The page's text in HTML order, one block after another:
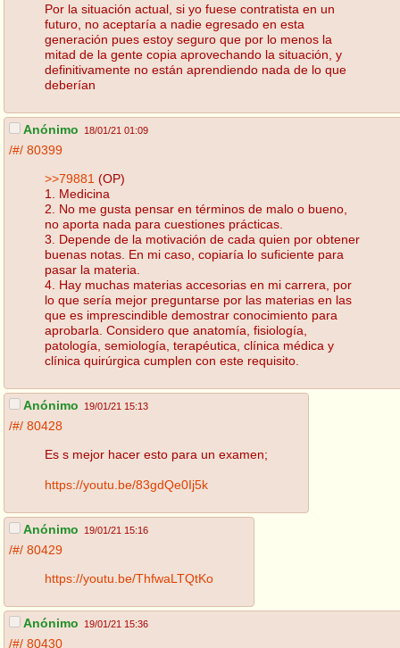
Por la situación actual, si yo fuese contratista en un
futuro, no aceptaría a nadie egresado en esta
generación pues estoy seguro que por lo menos la
mitad de la gente copia aprovechando la situación, y
definitivamente no están aprendiendo nada de lo que
deberían
Anónimo 18/01/21 01:09
/#/ 80399
>>79881 (OP)
1. Medicina
2. No me gusta pensar en términos de malo o bueno,
no aporta nada para cuestiones prácticas.
3. Depende de la motivación de cada quien por obtener
buenas notas. En mi caso, copiaría lo suficiente para
pasar la materia.
4. Hay muchas materias accesorias en mi carrera, por
lo que sería mejor preguntarse por las materias en las
que es imprescindible demostrar conocimiento para
aprobarla. Considero que anatomía, fisiología,
patología, semiología, terapéutica, clínica médica y
clínica quirúrgica cumplen con este requisito.
Anónimo 19/01/21 15:13
/#/ 80428
Es s mejor hacer esto para un examen;
https://youtu.be/83gdQe0Ij5k
Anónimo 19/01/21 15:16
/#/ 80429
https://youtu.be/ThfwaLTQtKo
Anónimo 19/01/21 15:36
/#/ 80430